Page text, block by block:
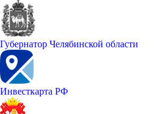
Губернатор Челябинской области
Инвесткарта РФ